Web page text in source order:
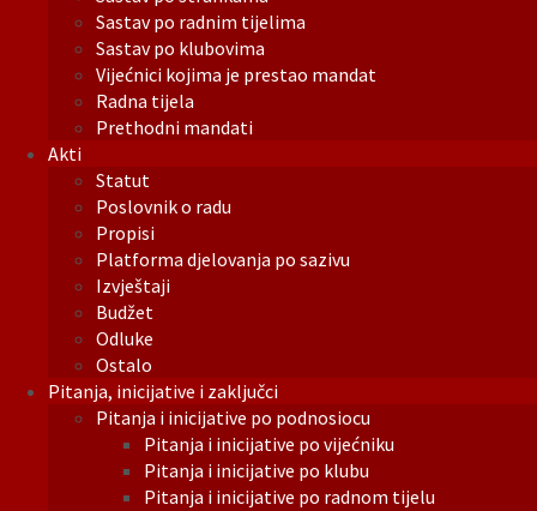
Sastav po radnim tijelima
Sastav po klubovima
Vijećnici kojima je prestao mandat
Radna tijela
Prethodni mandati
Akti
Statut
Poslovnik o radu
Propisi
Platforma djelovanja po sazivu
Izvještaji
Budžet
Odluke
Ostalo
Pitanja, inicijative i zaključci
Pitanja i inicijative po podnosiocu
Pitanja i inicijative po vijećniku
Pitanja i inicijative po klubu
Pitanja i inicijative po radnom tijelu